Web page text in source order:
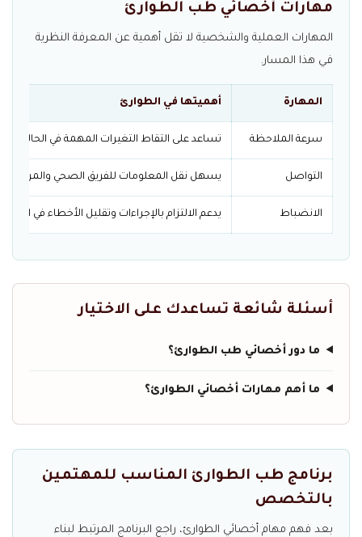
مهارات أخصائي طب الطوارئ
المهارات العملية والشخصية لا تقل أهمية عن المعرفة النظرية
في هذا المسار.
المهارة أهميتها في الطوارئ
سرعة الملاحظة تساعد على التقاط التغيرات المهمة في الحالة
التواصل يسهل نقل المعلومات للفريق الصحي والمريض أو
الانضباط يدعم الالتزام بالإجراءات وتقليل الأخطاء في
أسئلة شائعة تساعدك على الاختيار
ما دور أخصائي طب الطوارئ؟
ما أهم مهارات أخصائي الطوارئ؟
برنامج طب الطوارئ المناسب للمهتمين
بالتخصص
بعد فهم مهام أخصائي الطوارئ، راجع البرنامج المرتبط لبناء